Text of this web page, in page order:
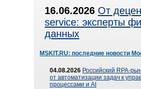
16.06.2026 От
service: эксперты
данных
MSKIT.RU: последние новости
04.08.2026 Российский RPA-
от автоматизации задач к
процессами и AI